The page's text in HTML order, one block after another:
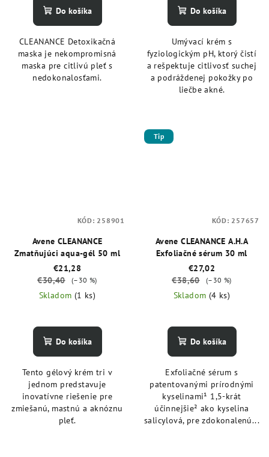
Do košíka
CLEANANCE Detoxikačná
maska je nekompromisná
maska pre citlivú pleť s
nedokonalosťami.
Do košíka
Umývací krém s
fyziologickým pH, ktorý čistí
a rešpektuje citlivosť suchej
a podráždenej pokožky po
liečbe akné.
Avene CLEANANCE
Zmatňujúci aqua-gél 50 ml
€21,28
€30,40
(–30 %)
Skladom (1 ks)
Do košíka
Tento gélový krém tri v
jednom predstavuje
inovatívne riešenie pre
zmiešanú, mastnú a aknóznu
pleť.
KÓD: 258901
Tip
Avene CLEANANCE A.H.A
Exfoliačné sérum 30 ml
€27,02
€38,60
(–30 %)
Skladom (4 ks)
Do košíka
Exfoliačné sérum s
patentovanými prírodnými
kyselinami¹ 1,5-krát
účinnejšie² ako kyselina
salicylová, pre zdokonalenú...
KÓD: 257657